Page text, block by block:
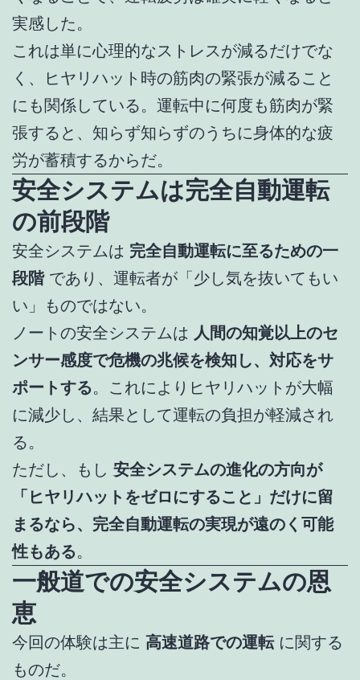
実感した。
これは単に心理的なストレスが減るだけでな
く、ヒヤリハット時の筋肉の緊張が減ること
にも関係している。運転中に何度も筋肉が緊
張すると、知らず知らずのうちに身体的な疲
労が蓄積するからだ。
安全システムは完全自動運転
の前段階
安全システムは 完全自動運転に至るための一
段階であり、運転者が「少し気を抜いてもい
い」ものではない。
ノートの安全システムは 人間の知覚以上のセ
ンサー感度で危機の兆候を検知し、対応をサ
ポートする。これによりヒヤリハットが大幅
に減少し、結果として運転の負担が軽減され
る。
ただし、もし 安全システムの進化の方向が
「ヒヤリハットをゼロにすること」だけに留
まるなら、完全自動運転の実現が遠のく可能
性もある。
一般道での安全システムの恩
恵
今回の体験は主に 高速道路での運転に関する
ものだ。